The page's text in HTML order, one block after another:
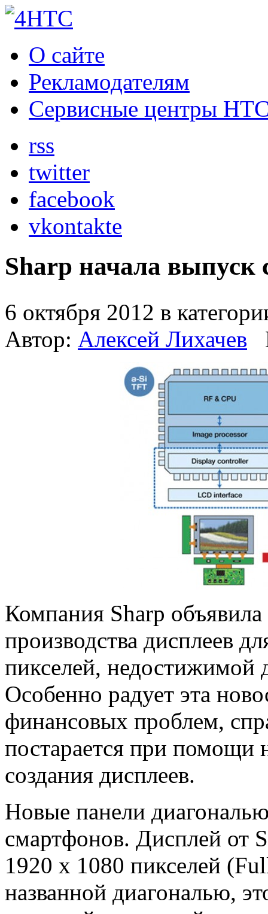
О сайте
Рекламодателям
Сервисные центры
rss
twitter
facebook
vkontakte
Sharp начала выпуск
6 октября 2012 в
Автор: Алексей Лихачев
Компания Sharp объявила
производства дисплеев
пикселей, недостижимой
Особенно радует эта
финансовых проблем,
постарается при помощи
создания дисплеев.
Новые панели
смартфонов. Дисплей от
1920 x 1080 пикселей
названной диагональю,